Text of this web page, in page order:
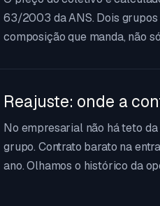
63/2003 da ANS. Dois
composição que manda, não
Reajuste: onde a
No empresarial não há teto
grupo. Contrato barato na
ano. Olhamos o histórico da